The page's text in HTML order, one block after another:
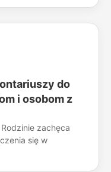
do
i osobom z
zachęca
się w